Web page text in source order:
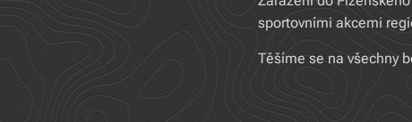
sportovními akcemi
Těšíme se na všechny